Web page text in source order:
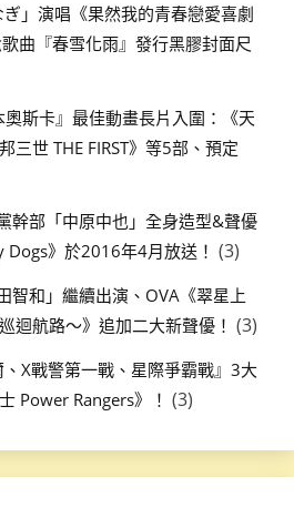
」演唱《果然我的青春戀愛喜劇
曲『春雪化雨』發行黑膠封面尺
斯卡』最佳動畫長片入圍：《天
三世 THE FIRST》等5部、預定
幹部「中原中也」全身造型&聲優
》於2016年4月放送！ (3)
智和」繼續出演、OVA《翠星上
迴航路～》追加二大新聲優！ (3)
X戰警第一戰、星際爭霸戰』3大
Power Rangers》！ (3)